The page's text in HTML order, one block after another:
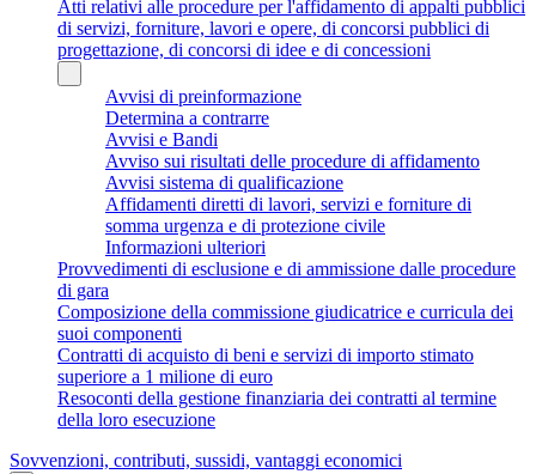
Atti relativi alle procedure per l'affidamento di appalti pubblici
di servizi, forniture, lavori e opere, di concorsi pubblici di
progettazione, di concorsi di idee e di concessioni
Avvisi di preinformazione
Determina a contrarre
Avvisi e Bandi
Avviso sui risultati delle procedure di affidamento
Avvisi sistema di qualificazione
Affidamenti diretti di lavori, servizi e forniture di
somma urgenza e di protezione civile
Informazioni ulteriori
Provvedimenti di esclusione e di ammissione dalle procedure
di gara
Composizione della commissione giudicatrice e curricula dei
suoi componenti
Contratti di acquisto di beni e servizi di importo stimato
superiore a 1 milione di euro
Resoconti della gestione finanziaria dei contratti al termine
della loro esecuzione
Sovvenzioni, contributi, sussidi, vantaggi economici